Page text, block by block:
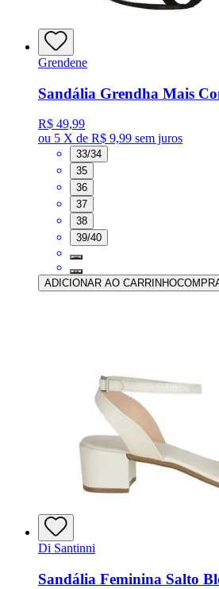
Grendene
Sandália Grendha Mais
R$ 49,99
ou 5 X de R$ 9,99 sem juros
33/34
35
36
37
38
39/40
ADICIONAR AO CARRINHO
Di Santinni
Sandália Feminina Salto